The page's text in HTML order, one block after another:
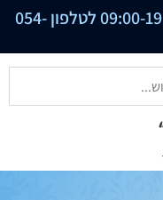
054-